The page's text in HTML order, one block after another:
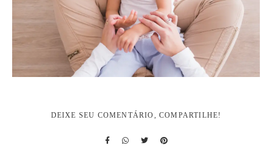
DEIXE SEU COMENTÁRIO, COMPARTILHE!